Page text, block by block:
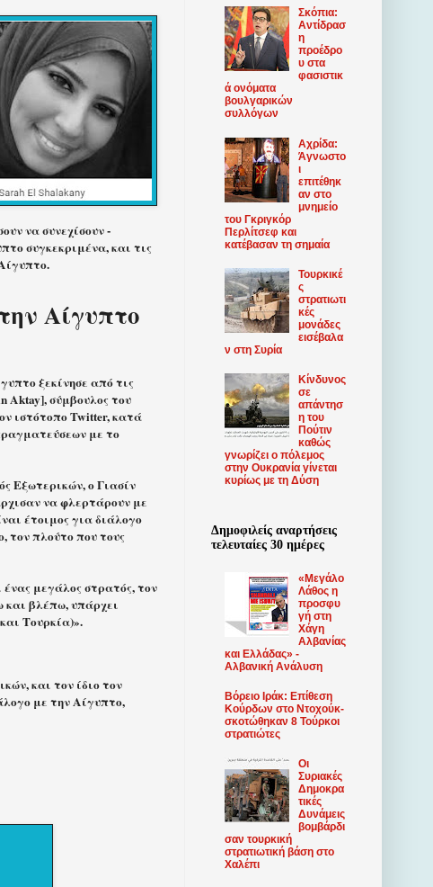
να συνεχίσουν -
συγκεκριμένα, και τις
Αίγυπτο
ξεκίνησε από τις
Aktay], σύμβουλος του
ιστότοπο Twitter, κατά
με το
Εξωτερικών, ο Γιασίν
να φλερτάρουν με
έτοιμος για διάλογο
τον πλούτο που τους
μεγάλος στρατός, τον
και βλέπω, υπάρχει
Τουρκία)».
και τον ίδιο τον
με την Αίγυπτο,
Σκόπια:
Αντίδρασ
η
προέδρο
υ στα
φασιστικ
ά ονόματα
βουλγαρικών
συλλόγων
Αχρίδα:
Άγνωστο
ι
επιτέθηκ
αν στο
μνημείο
του Γκριγκόρ
Περλίτσεφ και
κατέβασαν τη σημαία
Τουρκικέ
ς
στρατιωτι
κές
μονάδες
εισέβαλα
ν στη Συρία
Κίνδυνος
σε
απάντησ
η του
Πούτιν
καθώς
γνωρίζει ο πόλεμος
στην Ουκρανία γίνεται
κυρίως με τη Δύση
Δημοφιλείς αναρτήσεις
τελευταίες 30 ημέρες
«Μεγάλο
Λάθος η
προσφυ
γή στη
Χάγη
Αλβανίας
και Ελλάδας» -
Αλβανική Ανάλυση
Βόρειο Ιράκ: Επίθεση
Κούρδων στο Ντοχούκ-
σκοτώθηκαν 8 Τούρκοι
στρατιώτες
Οι
Συριακές
Δημοκρα
τικές
Δυνάμεις
βομβάρδι
σαν τουρκική
στρατιωτική βάση στο
Χαλέπι